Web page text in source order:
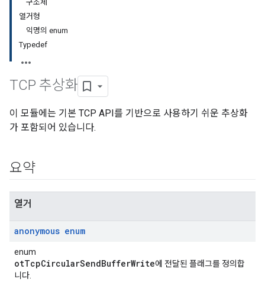
구조체
열거형
익명의 enum
Typedef
TCP 추상화
이 모듈에는 기본 TCP API를 기반으로 사용하기 쉬운 추상화
가 포함되어 있습니다.
요약
열거
anonymous enum
enum
otTcpCircularSendBufferWrite에 전달된 플래그를 정의합
니다.